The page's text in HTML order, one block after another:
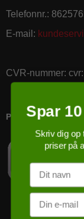
Telefonnr.:
E-mail :
CVR-nummer:
PRICERUNNER
Spar
Skriv dig op
priser på
Navn
Email